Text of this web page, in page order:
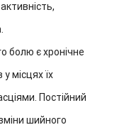
болю є хронічне
місцях їх
Постійний
шийного